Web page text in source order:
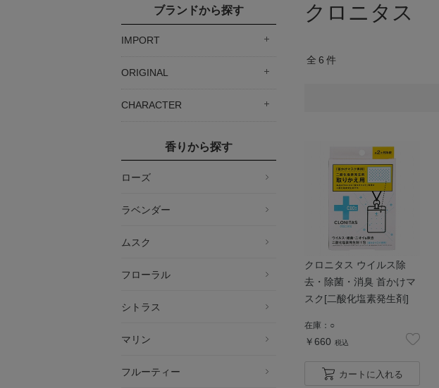
ブランドから探す
IMPORT
ORIGINAL
CHARACTER
香りから探す
ローズ
ラベンダー
ムスク
フローラル
シトラス
マリン
フルーティー
クロニタス
全 6 件
クロニタス ウイルス除
去・除菌・消臭 首かけマ
スク[二酸化塩素発生剤]
在庫： ○
￥660 税込
カートに入れる